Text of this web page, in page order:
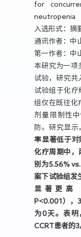
for
neutropenia
入选形式：摘
通讯作者：中
第一作者：中
本研究为一项
试验，研究共
试验组于化疗
组仅在既往化
剂量限制性
防。研究显示
率显著低于对
化疗周期中
别为5.56%
案下试验组发
显著更高（
P<0.001），
为0天。表明
CCRT患者的